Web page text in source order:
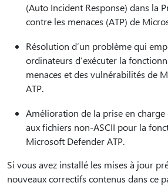
(Auto Incident Response) dans la
contre les menaces (ATP) de
Résolution d’un problème qui
ordinateurs d’exécuter la
menaces et des vulnérabilités de
ATP.
Amélioration de la prise en charge
aux fichiers non-ASCII pour la
Microsoft Defender ATP.
Si vous avez installé les mises à jour
nouveaux correctifs contenus dans ce